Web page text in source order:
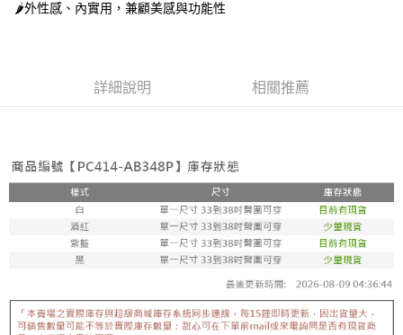
【注意事項】
２．關於個人資料處理事宜，請瀏覽以下網址：
https://aftee.tw/terms/#terms3
４．使用「AFTEE先享後付」時，將依據個別帳號之用戶狀況，依本公司即
請求用戶進行身份認證。
５．嚴禁一人註冊多個帳號或使用他人資訊註冊。若發現惡意使用之情形，
恩沛科技股份有限公司將有權停止該用戶之使用額度並採取法律行動。
7-11 取貨付款約3～4天到貨
每筆NT$80，滿NT$799(含以上)免運費
🌶️外性感、內實用，兼顧美感與功能性
詳細說明 相關推薦